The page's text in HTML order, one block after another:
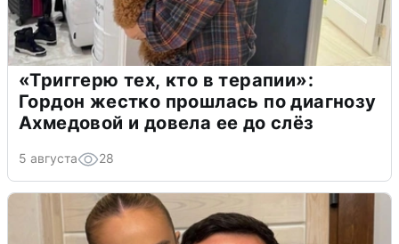
«Триггерю тех, кто в терапии»:
Гордон жестко прошлась по диагнозу
Ахмедовой и довела ее до слёз
5 августа 28